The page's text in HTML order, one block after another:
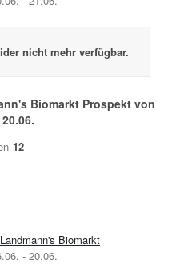
nicht mehr verfügbar.
Biomarkt Prospekt von
20.06.
12
- 20.06.
Landmann's Biomarkt